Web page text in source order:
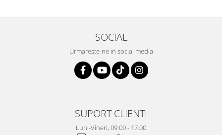
SOCIAL
Urmareste-ne in social media
SUPORT CLIENTI
Luni-Vineri, 09.00 - 17.00